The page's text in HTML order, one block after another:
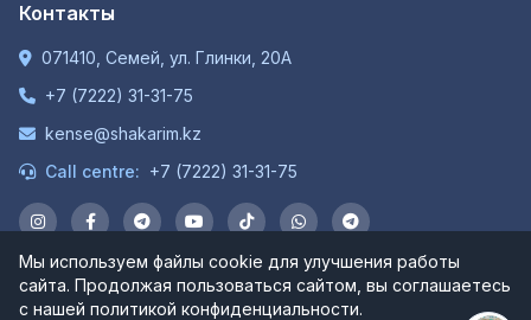
Контакты
071410, Семей, ул. Глинки, 20А
+7 (7222) 31-31-75
kense@shakarim.kz
Call centre: +7 (7222) 31-31-75
© 1934-2026 НАО "Шәкәрім Университет". Все права
защищены.
Мы используем файлы cookie для улучшения работы
сайта. Продолжая пользоваться сайтом, вы соглашаетесь
с нашей политикой конфиденциальности.